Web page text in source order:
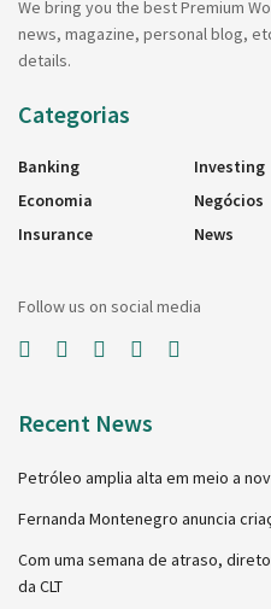
We bring you the best Premium
news, magazine, personal blog,
details.
Categorias
Banking
Economia
Insurance
Investing
Negócios
News
Follow us on social media
Recent News
Petróleo amplia alta em meio a
Fernanda Montenegro anuncia
Com uma semana de atraso,
da CLT